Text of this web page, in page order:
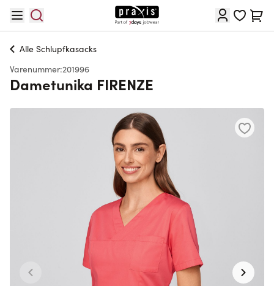
Cart
Alle Schlupfkasacks
Varenummer:201996
Dametunika FIRENZE